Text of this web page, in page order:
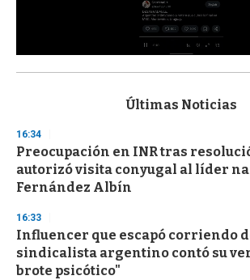
s
d
s
o
f
3
s
e
c
o
n
Últimas Noticias
16:34
Preocupación en INR tras
autorizó visita conyugal al líder
Fernández Albín
16:33
Influencer que escapó corriendo
sindicalista argentino contó su
brote psicótico"